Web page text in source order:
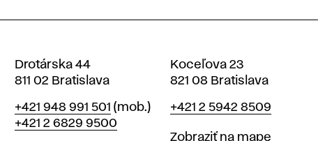
Drotárska 44
811 02 Bratislava
Telefón
+421 948 991 501 (mob.)
+421 2 6829 9500
Koceľova 23
821 08 Bratislava
Telefón
+421 2 5942 8509
Mapa
Zobraziť na mape